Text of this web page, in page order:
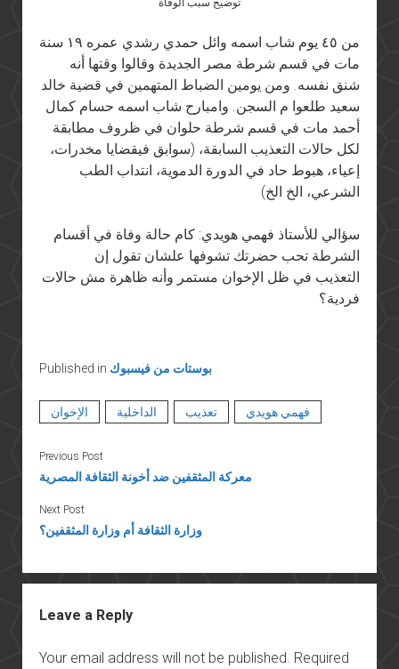
توضيح سبب الوفاة
من ٤٥ يوم شاب اسمه وائل حمدي رشدي عمره ١٩ سنة
مات في قسم شرطة مصر الجديدة وقالوا وقتها أنه
شنق نفسه. ومن يومين الضباط المتهمين في قضية خالد
سعيد طلعوا م السجن. وامبارح شاب اسمه حسام كمال
أحمد مات في قسم شرطة حلوان في ظروف مطابقة
لكل حالات التعذيب السابقة، (سوابق فيقضايا مخدرات،
إعياء، هبوط حاد في الدورة الدموية، انتداب الطب
الشرعي، الخ الخ)
سؤالي للأستاذ فهمي هويدي: كام حالة وفاة في أقسام
الشرطة تحب حضرتك تشوفها علشان تقول إن
التعذيب في ظل الإخوان مستمر وأنه ظاهرة مش حالات
فردية؟
Published in بوستات من فيسبوك
الإخوان الداخلية تعذيب فهمي هويدي
Previous Post
معركة المثقفين ضد أخونة الثقافة المصرية
Next Post
وزارة الثقافة أم وزارة المثقفين؟
Leave a Reply
Your email address will not be published. Required